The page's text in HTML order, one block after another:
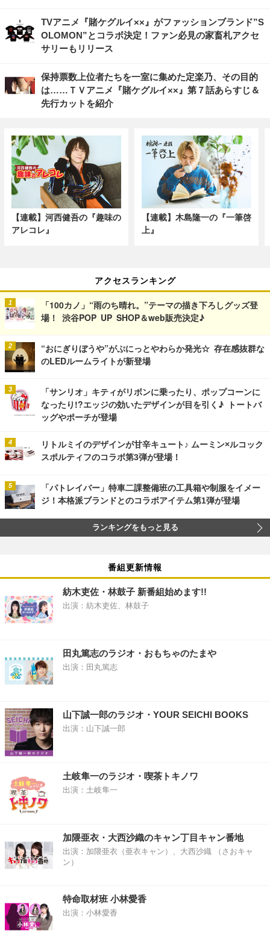
TVアニメ『賭ケグルイ××』がファッションブランド”S
OLOMON”とコラボ決定！ファン必見の家畜札アクセ
サリーもリリース
保持票数上位者たちを一室に集めた定楽乃、その目的
は……ＴＶアニメ『賭ケグルイ××』第７話あらすじ＆
先行カットを紹介
【連載】河西健吾の『趣味の
アレコレ』
【連載】木島隆一の『一筆啓
上』
アクセスランキング
「100カノ」“雨のち晴れ。”テーマの描き下ろしグッズ登
場！ 渋谷POP UP SHOP＆web販売決定♪
“おにぎりぼうや”がぷにっとやわらか発光☆ 存在感抜群な
のLEDルームライトが新登場
「サンリオ」キティがリボンに乗ったり、ポップコーンに
なったり!?エッジの効いたデザインが目を引く♪ トートバ
ッグやポーチが登場
リトルミイのデザインが甘辛キュート♪ ムーミン×ルコック
スポルティフのコラボ第3弾が登場！
「パトレイバー」特車二課整備班の工具箱や制服をイメー
ジ！本格派ブランドとのコラボアイテム第1弾が登場
ランキングをもっと見る
番組更新情報
紡木吏佐・林鼓子 新番組始めます!!
出演：紡木吏佐、林鼓子
田丸篤志のラジオ・おもちゃのたまや
出演：田丸篤志
山下誠一郎のラジオ・YOUR SEICHI BOOKS
出演：山下誠一郎
土岐隼一のラジオ・喫茶トキノワ
出演：土岐隼一
加隈亜衣・大西沙織のキャン丁目キャン番地
出演：加隈亜衣（亜衣キャン）、大西沙織 （さおキャ
ン）
特命取材班 小林愛香
出演：小林愛香